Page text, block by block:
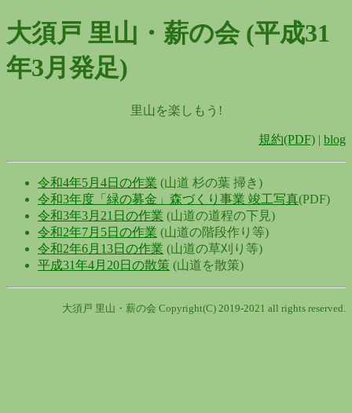
大須戸 里山・薪の会 (平成31
年3月発足)
里山を楽しもう!
規約(PDF) | blog
令和4年5月4日の作業 (山道 杉の葉 掃き)
令和3年度「緑の募金」森づくり事業 竣工写真(PDF)
令和3年3月21日の作業 (山道の道程の下見)
令和2年7月5日の作業 (山道の階段作り等)
令和2年6月13日の作業 (山道の草刈り等)
平成31年4月20日の散策 (山道を散策)
大須戸 里山・薪の会 Copyright(C) 2019-2021 all rights reserved.